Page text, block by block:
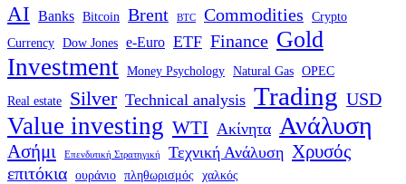
AI Banks Bitcoin Brent BTC Commodities
Crypto
Currency Dow Jones e-Euro ETF Finance Gold
Investment Money Psychology Natural Gas OPEC
Real estate Silver Technical analysis Trading USD
Value investing WTI Ακίνητα Ανάλυση
Ασήμι Επενδυτική Στρατηγική Τεχνική Ανάλυση Χρυσός
επιτόκια ουράνιο πληθωρισμός χαλκός